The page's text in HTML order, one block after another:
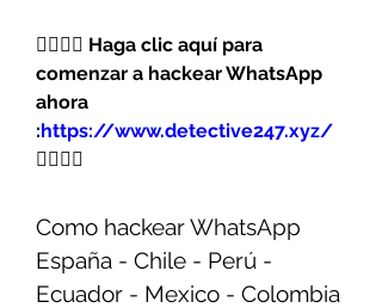
👉🏻👉🏻 Haga clic aquí para
comenzar a hackear WhatsApp
ahora
:https://www.detective247.xyz/
👈🏻👈🏻
Como hackear WhatsApp
España - Chile - Perú -
Ecuador - Mexico - Colombia